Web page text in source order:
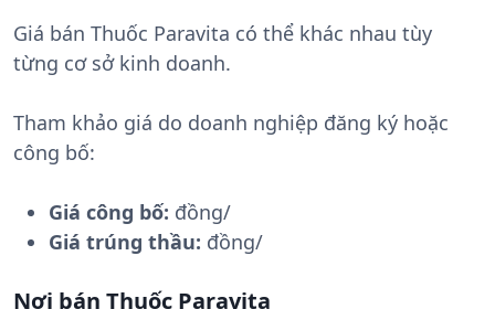
Giá bán Thuốc Paravita có thể khác nhau tùy
từng cơ sở kinh doanh.
Tham khảo giá do doanh nghiệp đăng ký hoặc
công bố:
Giá công bố: đồng/
Giá trúng thầu: đồng/
Nơi bán Thuốc Paravita